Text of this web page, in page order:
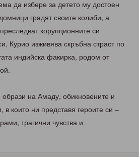
да избере за детето му достоен
градят своите колиби, а
корупционните си
Курио изживява скръбна страст по
индийска факирка, родом от
на Амаду, обикновените и
в които ни представя героите си –
трагични чувства и